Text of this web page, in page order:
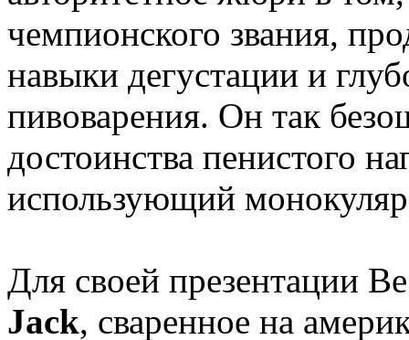
чемпионского звания,
навыки дегустации и
пивоварения. Он так
достоинства пенистого
использующий
Для своей презентации
Jack, сваренное на